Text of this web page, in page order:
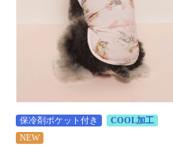
保冷剤ポケット付き
COOL加工
NEW